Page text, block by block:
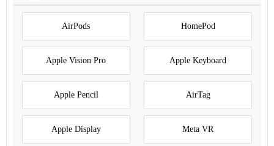
AirPods HomePod
Apple Vision Pro Apple Keyboard
Apple Pencil AirTag
Apple Display Meta VR